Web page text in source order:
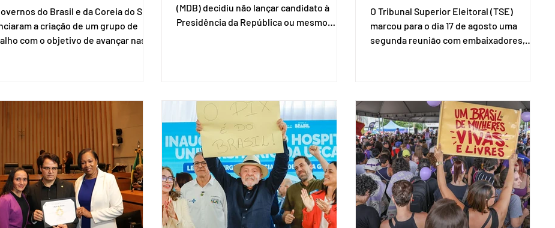
do Brasil e da Coreia do Sul
a criação de um grupo de
com o objetivo de avançar nas
criar um grupo de trabalho
vai identificar sensibilidades dos
lados e evitar que elas sejam um
para a retomada das
de um acordo do Mercosul
Coreia”, disse o presiden
(MDB) decidiu não lançar candidato à
Presidência da República ou mesmo
formação de alianças no âmbito local. A
ideia, segundo o partido, é focar na
eleição de governadores e deputados
estaduais, além de fortalecer a bancada
no Congresso Nacional, com senad
O Tribunal Superior Eleitoral (TSE)
marcou para o dia 17 de agosto uma
segunda reunião com embaixadores,
sistema eleitoral do país. Segundo o
tribunal, o encontro ocorrerá na sede do
TSE e dará continuidade às ações de
transparência voltadas à comunidade
internacional. Nela, o presidente da
Corte, ministro Kássio Nunes Marques,
voltará a explic